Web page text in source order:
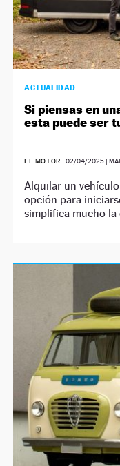
ACTUALIDAD
Si piensas en
esta puede ser
EL MOTOR | 02/04/2025|
Alquilar un
opción para
simplifica mucho la